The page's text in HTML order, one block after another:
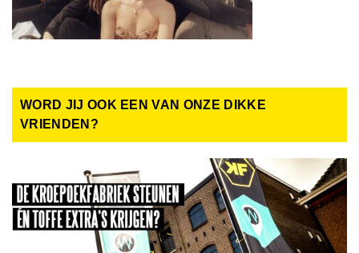
WORD JIJ OOK EEN VAN ONZE DIKKE
VRIENDEN?